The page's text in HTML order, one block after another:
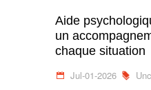
Aide
un
chaque situation
Jul-01-2026